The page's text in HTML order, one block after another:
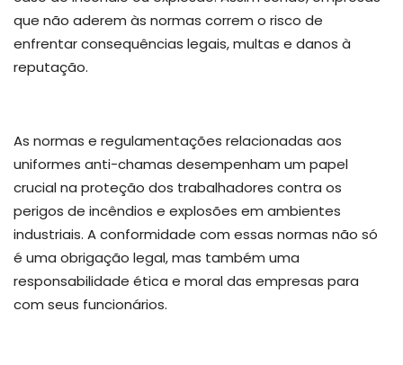
que não aderem às normas correm o risco de
enfrentar consequências legais, multas e danos à
reputação.
As normas e regulamentações relacionadas aos
uniformes anti-chamas desempenham um papel
crucial na proteção dos trabalhadores contra os
perigos de incêndios e explosões em ambientes
industriais. A conformidade com essas normas não só
é uma obrigação legal, mas também uma
responsabilidade ética e moral das empresas para
com seus funcionários.